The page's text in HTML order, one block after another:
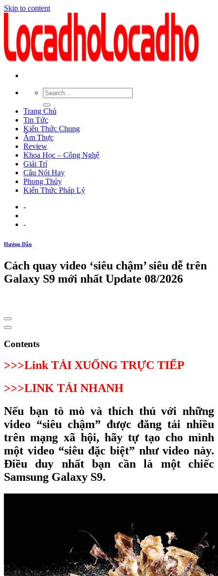
Skip to content
Trang Chủ
Tin Tức
Kiến Thức Chung
Ẩm Thực
Review
Khoa Học – Công Nghệ
Giải Trí
Câu Nói Hay
Phong Thủy
Kiến Thức Pháp Lý
-
-
Hướng Dẫn
Cách quay video ‘siêu chậm’ siêu dễ trên
Galaxy S9 mới nhất Update 08/2026
Contents
>>>Link TẢI XUỐNG TRỰC TIẾP
>>>LINK TẢI NHANH
Nếu bạn tò mò và thích thú với những
video “siêu chậm” được đăng tải nhiều
trên mạng xã hội, hãy tự tạo cho mình
một video “siêu đặc biệt” như video này.
Điều duy nhất bạn cần là một chiếc
Samsung Galaxy S9.